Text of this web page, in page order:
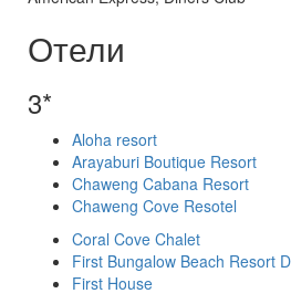
Отели
3*
Aloha resort
Arayaburi Boutique Resort
Chaweng Cabana Resort
Chaweng Cove Resotel
Coral Cove Chalet
First Bungalow Beach Resort
First House